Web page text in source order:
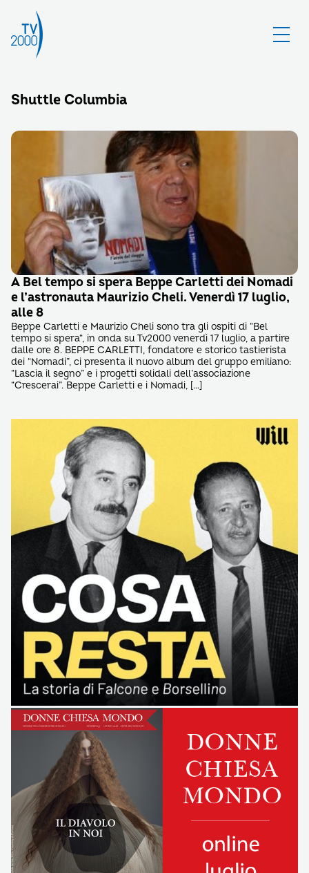
Shuttle Columbia
A Bel tempo si spera Beppe Carletti dei Nomadi
e l’astronauta Maurizio Cheli. Venerdì 17 luglio,
alle 8
Beppe Carletti e Maurizio Cheli sono tra gli ospiti di “Bel
tempo si spera“, in onda su Tv2000 venerdì 17 luglio, a partire
dalle ore 8. BEPPE CARLETTI, fondatore e storico tastierista
dei “Nomadi”, ci presenta il nuovo album del gruppo emiliano:
“Lascia il segno” e i progetti solidali dell’associazione
“Crescerai”. Beppe Carletti e i Nomadi, […]